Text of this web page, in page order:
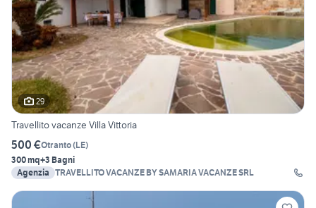
29
Travellito vacanze Villa Vittoria
500 €Otranto(LE)
300 mq+3 Bagni
Agenzia TRAVELLITO VACANZE BY SAMARIA VACANZE SRL